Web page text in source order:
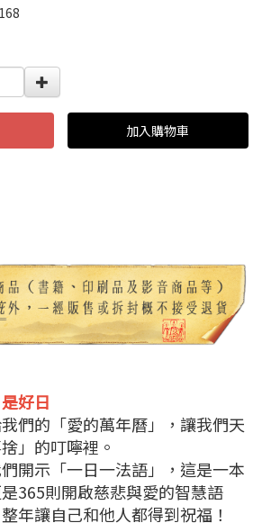
加入購物車
好日
們的「愛的萬年曆」，讓我們天
」的叮嚀裡。
開示「一日一法語」，這是一本
365則開啟慈悲與愛的智慧語
年讓自己和他人都得到祝福！